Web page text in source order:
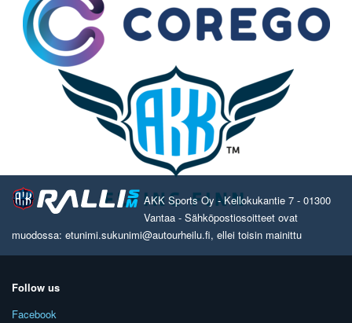
AKK Sports Oy - Kellokukantie 7 - 01300
Vantaa - Sähköpostiosoitteet ovat
muodossa: etunimi.sukunimi@autourheilu.fi, ellei toisin mainittu
Follow us
Facebook